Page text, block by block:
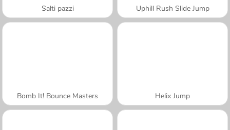
Salti pazzi Uphill Rush Slide Jump
Bomb It! Bounce Masters Helix Jump